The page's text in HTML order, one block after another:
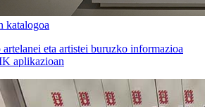
katalogoa
eta artistei buruzko informazioa
aplikazioan